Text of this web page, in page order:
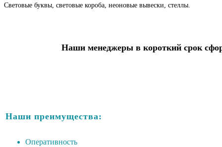
Световые буквы, световые короба, неоновые вывески, стеллы.
Наши менеджеры в короткий срок
Наши преимущества:
Оперативность